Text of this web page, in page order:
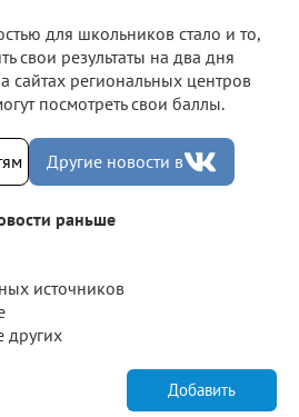
для школьников стало и то,
свои результаты на два дня
сайтах региональных центров
посмотреть свои баллы.
Другие новости в
раньше
источников
других
Добавить